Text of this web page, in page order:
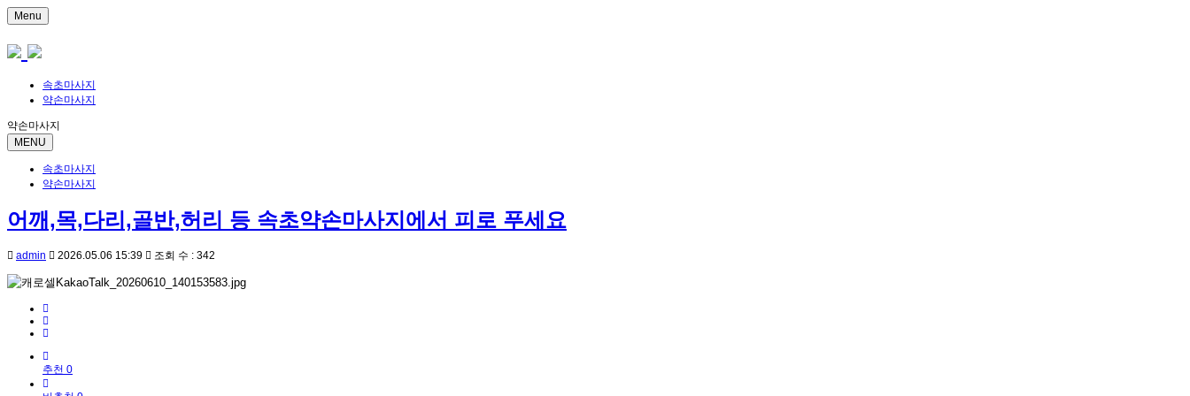
Menu
속초마사지
약손마사지
약손마사지
MENU
속초마사지
약손마사지
어깨,목,다리,골반,허리 등 속초약손마사지에서 피로 푸세요
admin 2026.05.06 15:39 조회 수 : 342
추천 0